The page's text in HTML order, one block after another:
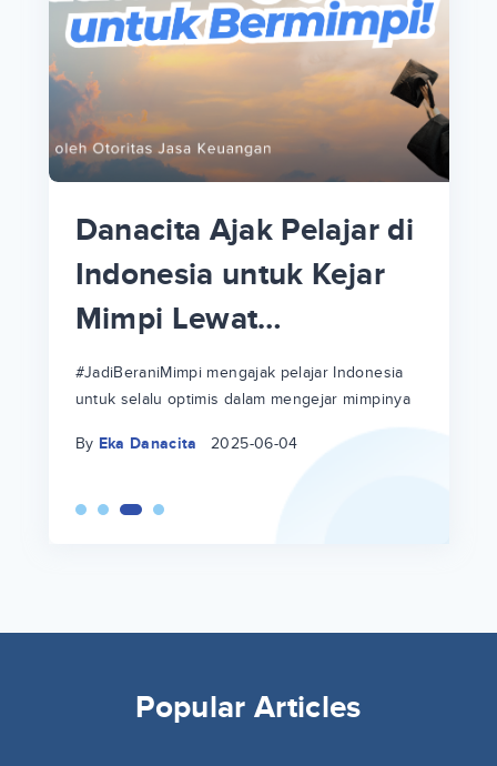
Danacita Ajak Pelajar di
Indonesia untuk Kejar
Mimpi Lewat
#JadiBeraniMimpi
#JadiBeraniMimpi mengajak pelajar Indonesia
untuk selalu optimis dalam mengejar mimpinya
By Eka Danacita 2025-06-04
Popular Articles